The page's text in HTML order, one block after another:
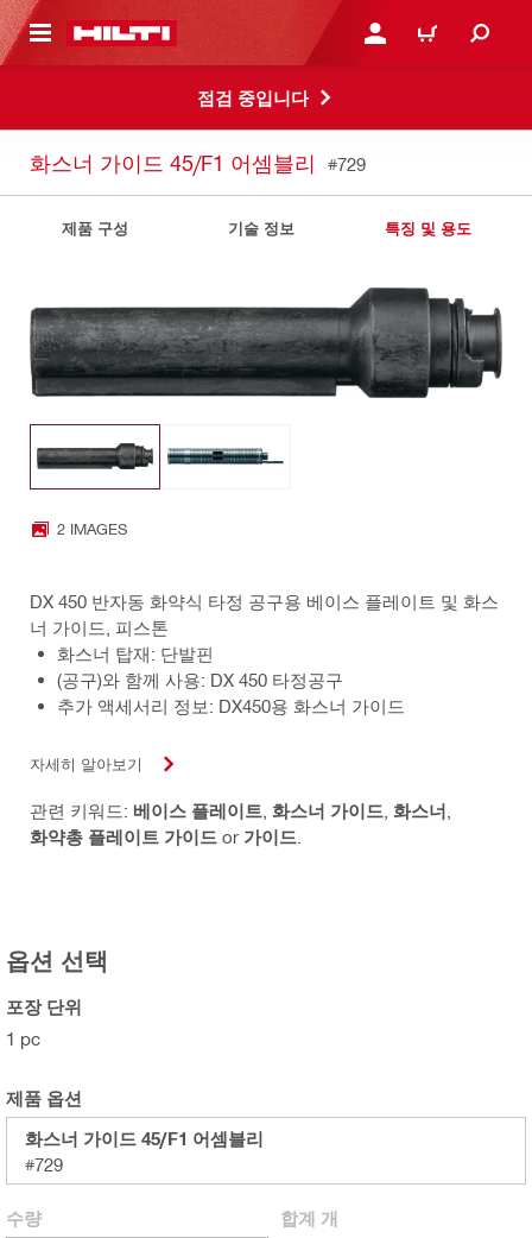
으로 건너뛰기 로그인 또는 회원가입
장바구니
점검 중입니다
화스너 가이드 45/F1 어셈블리 #729
제품 구성 기술 정보 특징 및 용도
2 IMAGES
DX 450 반자동 화약식 타정 공구용 베이스 플레이트 및 화스
너 가이드, 피스톤
화스너 탑재: 단발핀
(공구)와 함께 사용: DX 450 타정공구
추가 액세서리 정보: DX450용 화스너 가이드
자세히 알아보기
관련 키워드: 베이스 플레이트 화스너 가이드 화스너
화약총 플레이트 가이드 or 가이드
옵션 선택
포장 단위
1 pc
제품 옵션
화스너 가이드 45/F1 어셈블리
#729
수량 합계 개